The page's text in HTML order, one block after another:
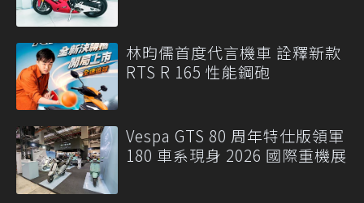
林昀儒首度代言機車 詮釋新款
RTS R 165 性能鋼砲
Vespa GTS 80 周年特仕版領軍
180 車系現身 2026 國際重機展